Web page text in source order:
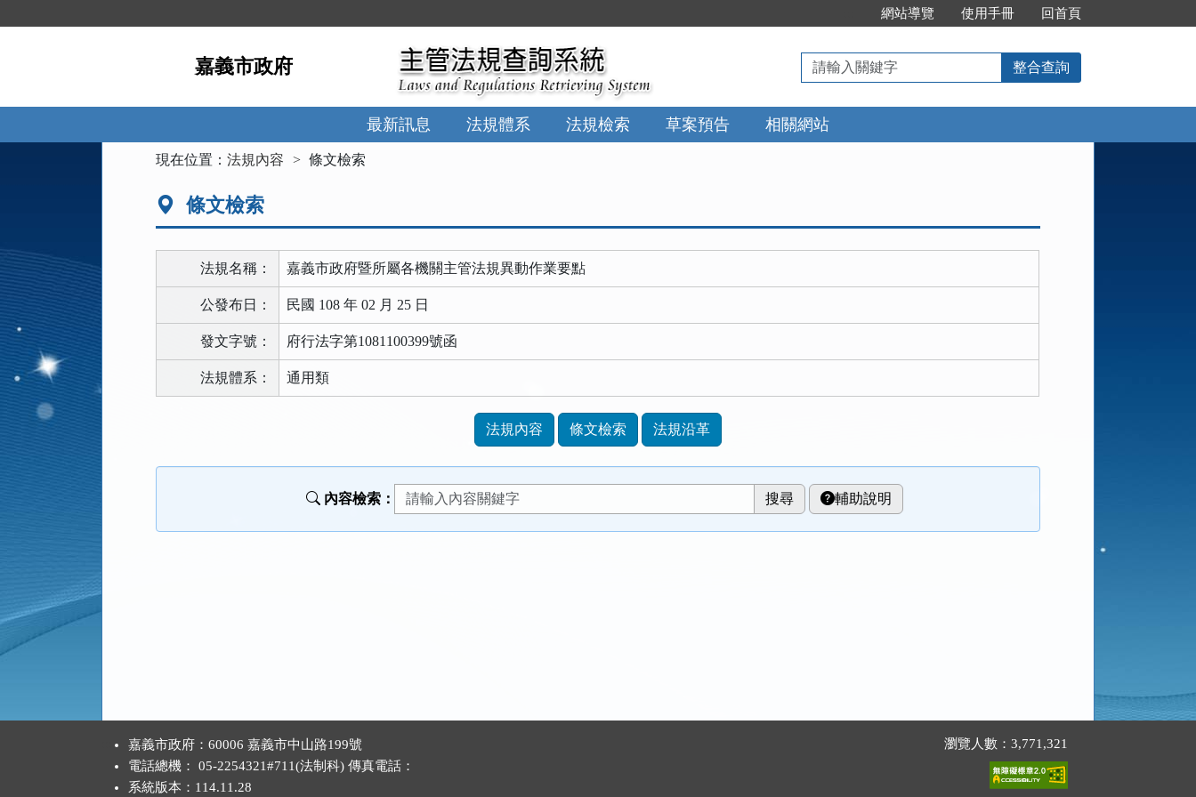
到
網站導覽 使用手冊 回首頁
嘉義市政府
請
輸
入
關
鍵
整合查詢
最新訊息 法規體系 法規檢索 草案預告 相關網站
現在位置：法規內容 條文檢索
條文檢索
法規名稱： 嘉義市政府暨所屬各機關主管法規異動作業要點
公發布日： 民國 108 年 02 月 25 日
發文字號： 府行法字第1081100399號函
法規體系： 通用類
功
鈕
法規內容 條文檢索 法規沿革
內容檢索： 輔助說明
嘉義市政府：60006 嘉義市中山路199號
電話總機： 05-2254321#711(法制科) 傳真電話：
系統版本： 114.11.28
瀏覽人數：3,771,321